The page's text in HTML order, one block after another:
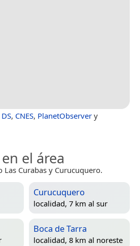
, CNES, PlanetObserver y
el área
Curabas y Curucuquero.
Curucuquero
localidad, 7 km al sur
Boca de Tarra
localidad, 8 km al noreste